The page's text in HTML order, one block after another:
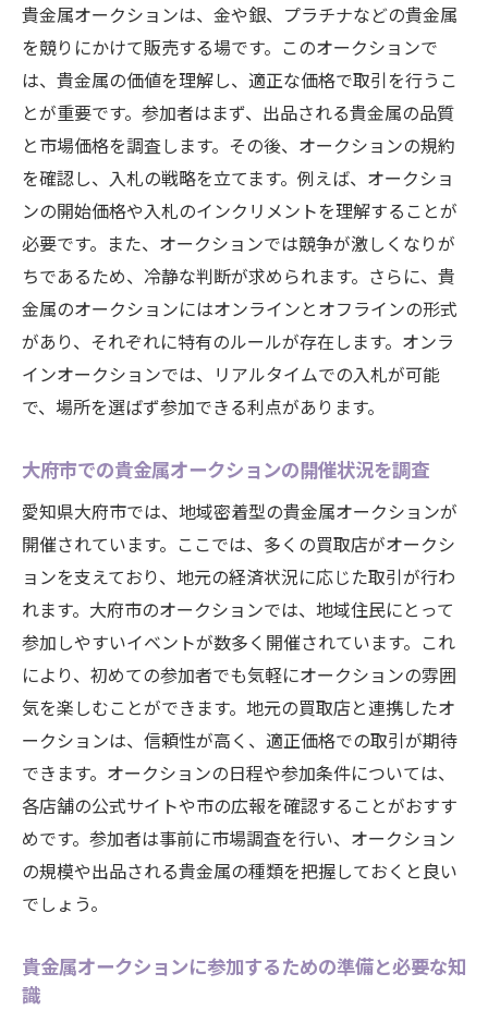
力
愛知県大府市の貴金属市場の動向を読み解く
最新の貴金属市場動向を大府市で学ぶ
大府市における貴金属の人気商品とその理
由
愛知県大府市の経済と貴金属市場の関係性
地域別に見る貴金属の価値とその変動要因
大府市で貴金属を購入するメリットと注意
点
市場動向に基づく大府市での賢い貴金属投
資法
貴金属の価値を見極めるためのポイント
貴金属の種類とそれぞれの価値を理解する
値を見極める
市場価格の変動要因を大府市で分析
大府市の専門家が教える貴金属価値の見分
け方
貴金属の価値を高めるための保管と手入れ
方法
地元の貴金属取引所を活用した価値評価の
手引き
オークション参加者のための貴金属投資戦略
初めての貴金属オークションで成功するた
めの戦略
貴金属オークションにおけるリスク管理術
貴金属オークションは、金や銀、プラチナなどの貴金属
を競りにかけて販売する場です。このオークションで
は、貴金属の価値を理解し、適正な価格で取引を行うこ
とが重要です。参加者はまず、出品される貴金属の品質
と市場価格を調査します。その後、オークションの規約
を確認し、入札の戦略を立てます。例えば、オークショ
ンの開始価格や入札のインクリメントを理解することが
必要です。また、オークションでは競争が激しくなりが
ちであるため、冷静な判断が求められます。さらに、貴
金属のオークションにはオンラインとオフラインの形式
があり、それぞれに特有のルールが存在します。オンラ
インオークションでは、リアルタイムでの入札が可能
で、場所を選ばず参加できる利点があります。
大府市での貴金属オークションの開催状況を調査
愛知県大府市では、地域密着型の貴金属オークションが
開催されています。ここでは、多くの買取店がオークシ
ョンを支えており、地元の経済状況に応じた取引が行わ
れます。大府市のオークションでは、地域住民にとって
参加しやすいイベントが数多く開催されています。これ
により、初めての参加者でも気軽にオークションの雰囲
気を楽しむことができます。地元の買取店と連携したオ
ークションは、信頼性が高く、適正価格での取引が期待
できます。オークションの日程や参加条件については、
各店舗の公式サイトや市の広報を確認することがおすす
めです。参加者は事前に市場調査を行い、オークション
の規模や出品される貴金属の種類を把握しておくと良い
でしょう。
貴金属オークションに参加するための準備と必要な知
識